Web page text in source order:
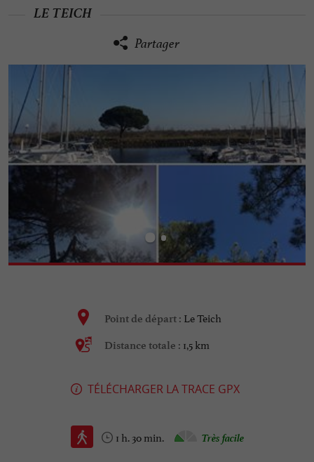
LE TEICH
Partager
Point de départ : Le Teich
Distance totale : 1,5 km
TÉLÉCHARGER LA TRACE GPX
1 h. 30 min. Très facile